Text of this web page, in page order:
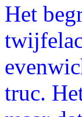
Het
truc.